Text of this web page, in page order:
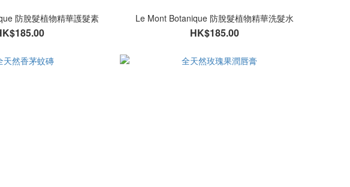
防脫髮植物精華護髮素 Le Mont Botanique 防脫髮植物精華洗髮水
HK$185.00